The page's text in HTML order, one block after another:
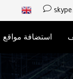
استضافة مواقع